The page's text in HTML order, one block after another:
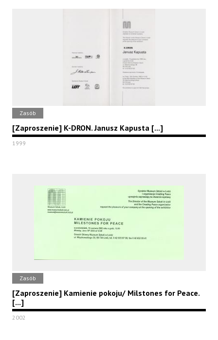
Zasób
[Zaproszenie] K-DRON. Janusz Kapusta [...]
1999
Zasób
[Zaproszenie] Kamienie pokoju/ Milstones for Peace.
[...]
2002